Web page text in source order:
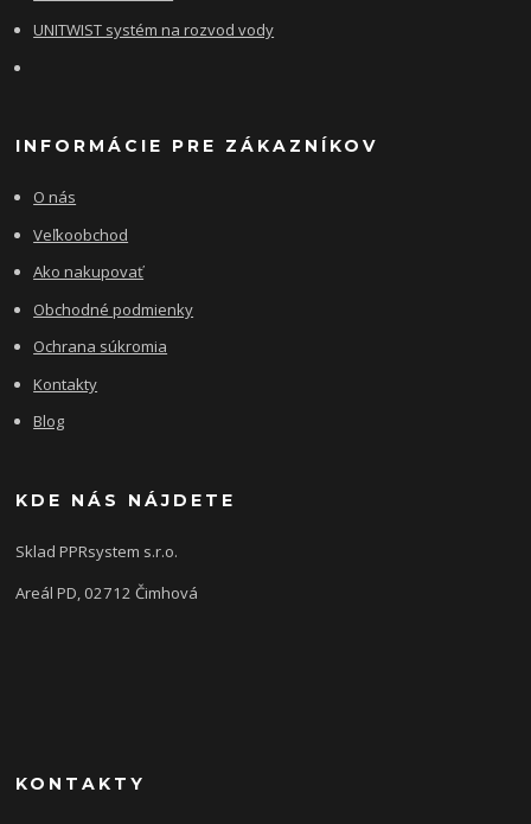
UNITWIST systém na rozvod vody
INFORMÁCIE PRE ZÁKAZNÍKOV
O nás
Veľkoobchod
Ako nakupovať
Obchodné podmienky
Ochrana súkromia
Kontakty
Blog
KDE NÁS NÁJDETE
Sklad PPRsystem s.r.o.
Areál PD, 02712 Čimhová
KONTAKTY